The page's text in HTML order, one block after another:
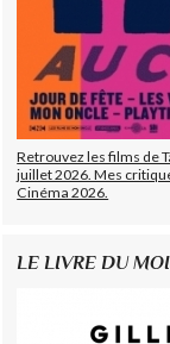
Retrouvez les films de
juillet 2026. Mes
Cinéma 2026.
LE LIVRE DU